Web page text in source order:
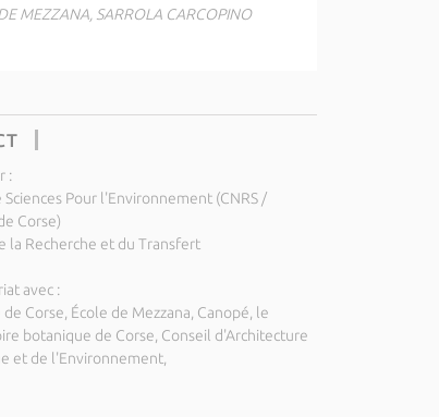
MEZZANA, SARROLA CARCOPINO
:
Pour l'Environnement (CNRS /
Corse)
la Recherche et du Transfert
avec :
Corse, École de Mezzana, Canopé, le
botanique de Corse, Conseil d'Architecture
et de l'Environnement,